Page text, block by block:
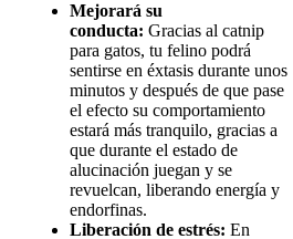
Mejorará su
conducta: Gracias al catnip
para gatos, tu felino podrá
sentirse en éxtasis durante unos
minutos y después de que pase
el efecto su comportamiento
estará más tranquilo, gracias a
que durante el estado de
alucinación juegan y se
revuelcan, liberando energía y
endorfinas.
Liberación de estrés: En